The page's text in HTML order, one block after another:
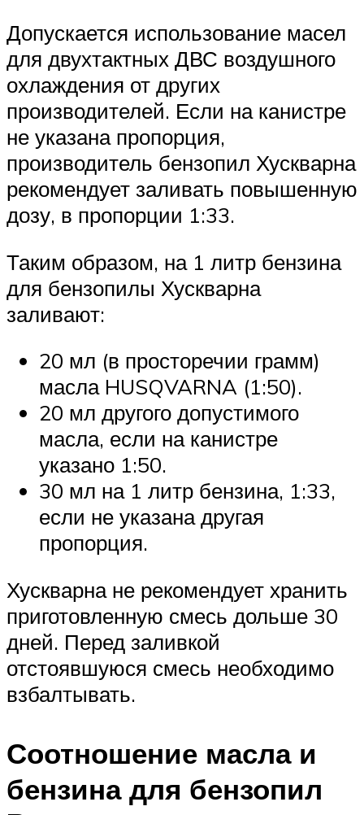
Допускается использование масел
для двухтактных ДВС воздушного
охлаждения от других
производителей. Если на канистре
не указана пропорция,
производитель бензопил Хускварна
рекомендует заливать повышенную
дозу, в пропорции 1:33.
Таким образом, на 1 литр бензина
для бензопилы Хускварна
заливают:
20 мл (в просторечии грамм)
масла HUSQVARNA (1:50).
20 мл другого допустимого
масла, если на канистре
указано 1:50.
30 мл на 1 литр бензина, 1:33,
если не указана другая
пропорция.
Хускварна не рекомендует хранить
приготовленную смесь дольше 30
дней. Перед заливкой
отстоявшуюся смесь необходимо
взбалтывать.
Соотношение масла и
бензина для бензопил